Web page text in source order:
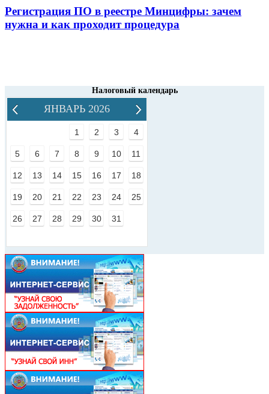
Регистрация ПО в реестре Минцифры: зачем
нужна и как проходит процедура
Налоговый календарь
ЯНВАРЬ 2026
1 2 3 4
5 6 7 8 9 10 11
12 13 14 15 16 17 18
19 20 21 22 23 24 25
26 27 28 29 30 31